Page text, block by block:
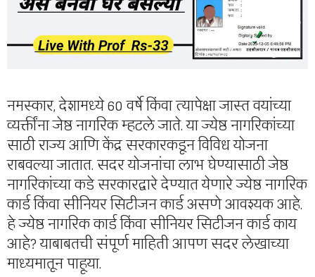
नमस्कार, देशामध्ये 60 वर्षे किंवा त्यापेक्षा जास्त वयांच्या
व्यक्तींना जेष्ठ नागरिक म्हटले जाते. या ज्येष्ठ नागरिकांच्या
साठी राज्य आणि केंद्र सरकारकडून विविध योजना
राबवल्या जातात. सदर योजनांचा लाभ घेण्यासाठी जेष्ठ
नागरिकांच्या कडे सरकारद्वारे देण्यात येणारे ज्येष्ठ नागरिक
कार्ड किंवा सीनियर सिटीजन कार्ड असणे आवश्यक आहे.
हे ज्येष्ठ नागरिक कार्ड किंवा सीनियर सिटीजन कार्ड काय
आहे? याबाबतची संपूर्ण माहिती आपण सदर लेखाच्या
माध्यमातून पाहूया.